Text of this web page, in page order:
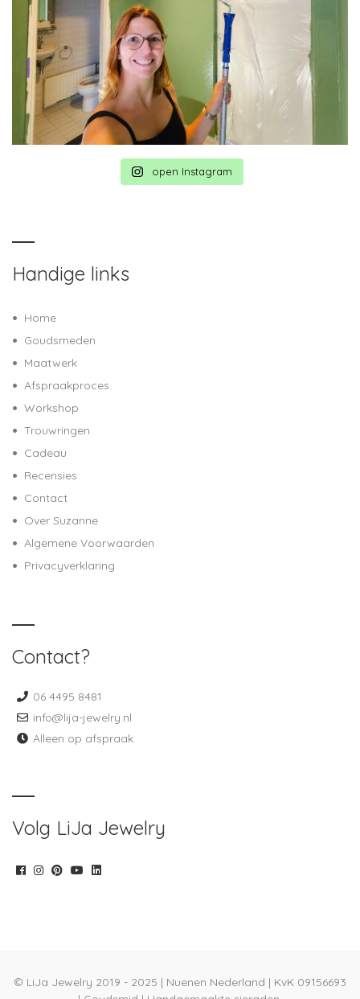
open Instagram
Handige links
Home
Goudsmeden
Maatwerk
Afspraakproces
Workshop
Trouwringen
Cadeau
Recensies
Contact
Over Suzanne
Algemene Voorwaarden
Privacyverklaring
Contact?
06 4495 8481
info@lija-jewelry.nl
Alleen op afspraak.
Volg LiJa Jewelry
© LiJa Jewelry 2019 - 2025 | Nuenen Nederland | KvK 09156693